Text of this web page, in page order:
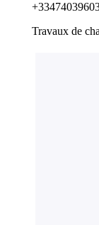
Travaux de